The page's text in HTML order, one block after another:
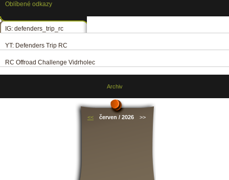
Oblíbené odkazy
IG: defenders_trip_rc
YT: Defenders Trip RC
RC Offroad Challenge Vidrholec
Archiv
<< červen / 2026 >>